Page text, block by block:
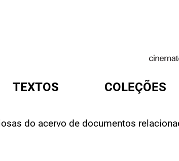
TEXTOS COLEÇÕES
do acervo de documentos